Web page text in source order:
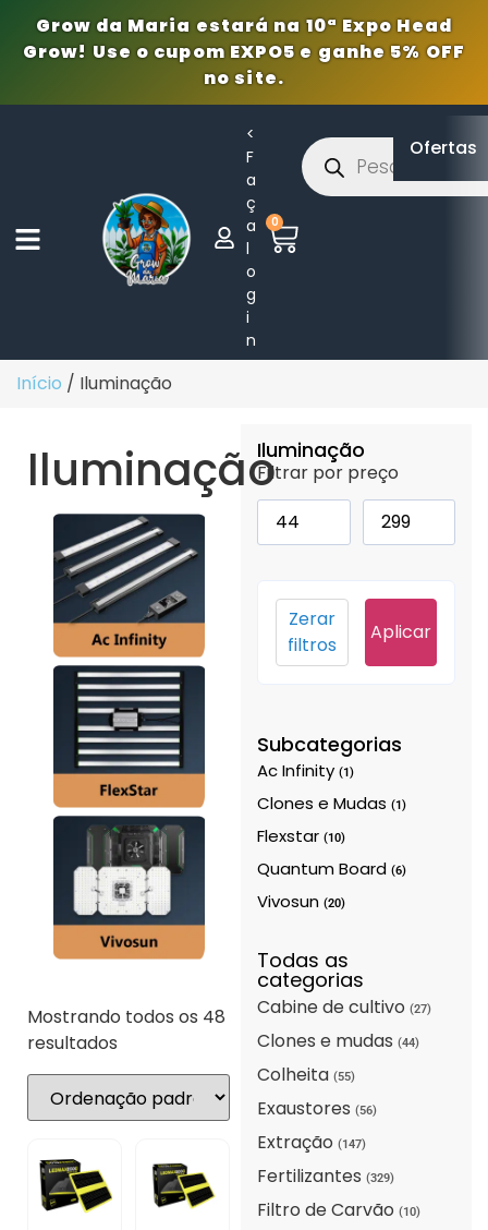
Grow da Maria estará na 10ª Expo Head
Grow! Use o cupom EXPO5 e ganhe 5% OFF
no site.
<
F
a
ç
a
l
o
g
i
n
0
Ofertas
Início / Iluminação
Iluminação
Filtrar por preço
Aplicar
Zerar
filtros
Subcategorias
Ac Infinity(1)
Clones e Mudas(1)
Flexstar(10)
Quantum Board(6)
Vivosun(20)
Todas as
categorias
Cabine de cultivo(27)
Clones e mudas(44)
Colheita(55)
Exaustores(56)
Extração(147)
Fertilizantes(329)
Filtro de Carvão(10)
Iluminação
Mostrando todos os 48
resultados